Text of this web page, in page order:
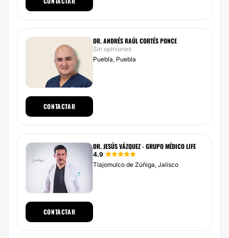
DR. ANDRÉS RAÚL CORTÉS PONCE
Sin opiniones
Puebla, Puebla
CONTACTAR
DR. JESÚS VÁZQUEZ - GRUPO MÉDICO LIFE
4.9
Tlajomulco de Zúñiga, Jalisco
CONTACTAR